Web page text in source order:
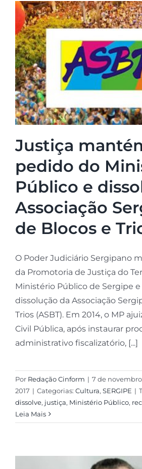
Justiça
pedido do
Público e
Associação
de Blocos e
O Poder Judiciário Sergipano
da Promotoria de Justiça do
Ministério Público de Sergipe
dissolução da Associação
Trios (ASBT). Em 2014, o MP
Civil Pública, após instaurar
administrativo fiscalizatório, [...]
Por Redação Cinform | 7 de
2017 | Categorias: Cultura, SERGIPE |
dissolve, justiça, Ministério Público,
Leia Mais